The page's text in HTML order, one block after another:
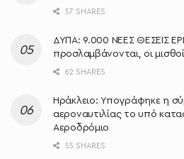
57 SHARES
ΔΥΠΑ: 9.000 ΝΕΕΣ ΘΕΣΕΙΣ
προσλαμβάνονται, οι μισθοί
62 SHARES
Ηράκλειο: Υπογράφηκε η
αεροναυτιλίας το υπό
Αεροδρόμιο
55 SHARES